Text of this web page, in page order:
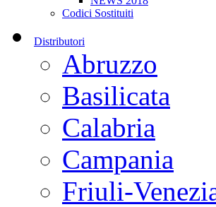
Codici Sostituiti
Distributori
Abruzzo
Basilicata
Calabria
Campania
Friuli-